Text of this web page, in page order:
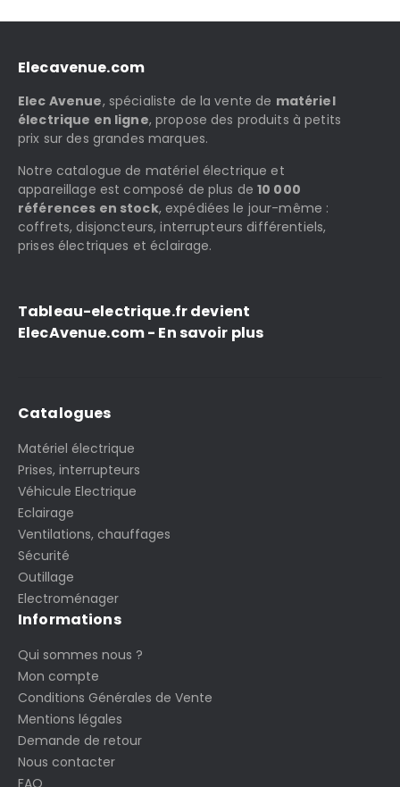
Elecavenue.com
Elec Avenue, spécialiste de la vente de matériel
électrique en ligne, propose des produits à petits
prix sur des grandes marques.
Notre catalogue de matériel électrique et
appareillage est composé de plus de10 000
références en stock, expédiées le jour-même :
coffrets, disjoncteurs, interrupteurs différentiels,
prises électriques et éclairage.
Tableau-electrique.fr devient
ElecAvenue.com - En savoir plus
Catalogues
Matériel électrique
Prises, interrupteurs
Véhicule Electrique
Eclairage
Ventilations, chauffages
Sécurité
Outillage
Electroménager
Informations
Qui sommes nous ?
Mon compte
Conditions Générales de Vente
Mentions légales
Demande de retour
Nous contacter